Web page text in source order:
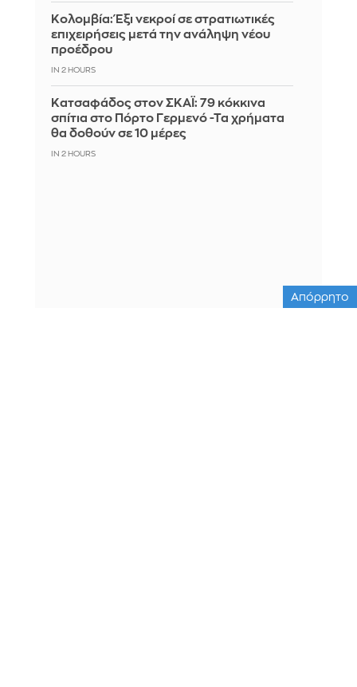
Κολομβία: Έξι νεκροί σε στρατιωτικές
επιχειρήσεις μετά την ανάληψη νέου
προέδρου
IN 2 HOURS
Kατσαφάδος στον ΣΚΑΪ: 79 κόκκινα
σπίτια στο Πόρτο Γερμενό -Τα χρήματα
θα δοθούν σε 10 μέρες
IN 2 HOURS
Απόρρητο